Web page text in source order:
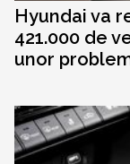
Hyundai va
421.000 de
unor